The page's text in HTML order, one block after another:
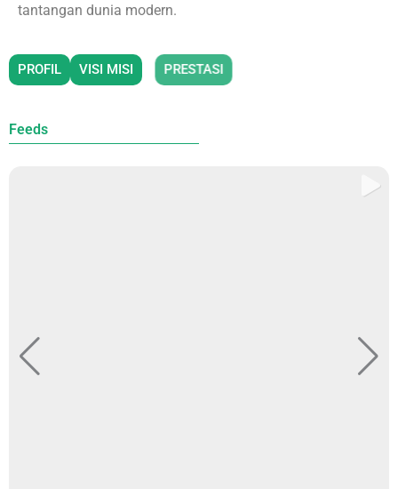
tantangan dunia modern.
PROFIL VISI MISI PRESTASI
Feeds